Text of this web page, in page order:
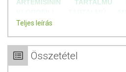
ARTEMISININ TARTALMÚ
FOLYÉKONY ÉTREND-
Az artemisinin az egynyári üröm
leveleiből és szirmaiból kivont
Teljes leírás
Összetétel